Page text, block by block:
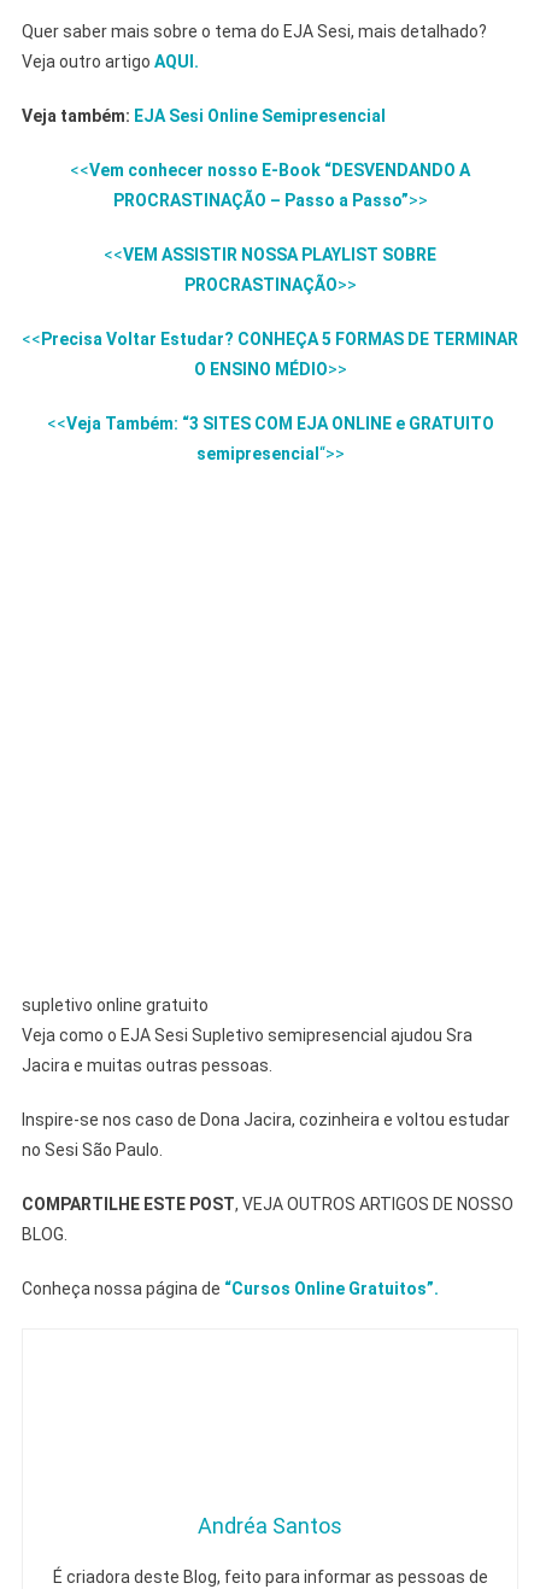
Quer saber mais sobre o tema do EJA Sesi, mais detalhado?
Veja outro artigo AQUI.
Veja também: EJA Sesi Online Semipresencial
<<Vem conhecer nosso E-Book “DESVENDANDO A
PROCRASTINAÇÃO – Passo a Passo”>>
<<VEM ASSISTIR NOSSA PLAYLIST SOBRE
PROCRASTINAÇÃO>>
<< Precisa Voltar Estudar? CONHEÇA 5 FORMAS DE TERMINAR
O ENSINO MÉDIO>>
<<Veja Também: “3 SITES COM EJA ONLINE e GRATUITO
semipresencial “>>
supletivo online gratuito
Veja como o EJA Sesi Supletivo semipresencial ajudou Sra
Jacira e muitas outras pessoas.
Inspire-se nos caso de Dona Jacira, cozinheira e voltou estudar
no Sesi São Paulo.
COMPARTILHE ESTE POST, VEJA OUTROS ARTIGOS DE NOSSO
BLOG.
Conheça nossa página de “Cursos Online Gratuitos”.
Andréa Santos
É criadora deste Blog, feito para informar as pessoas de